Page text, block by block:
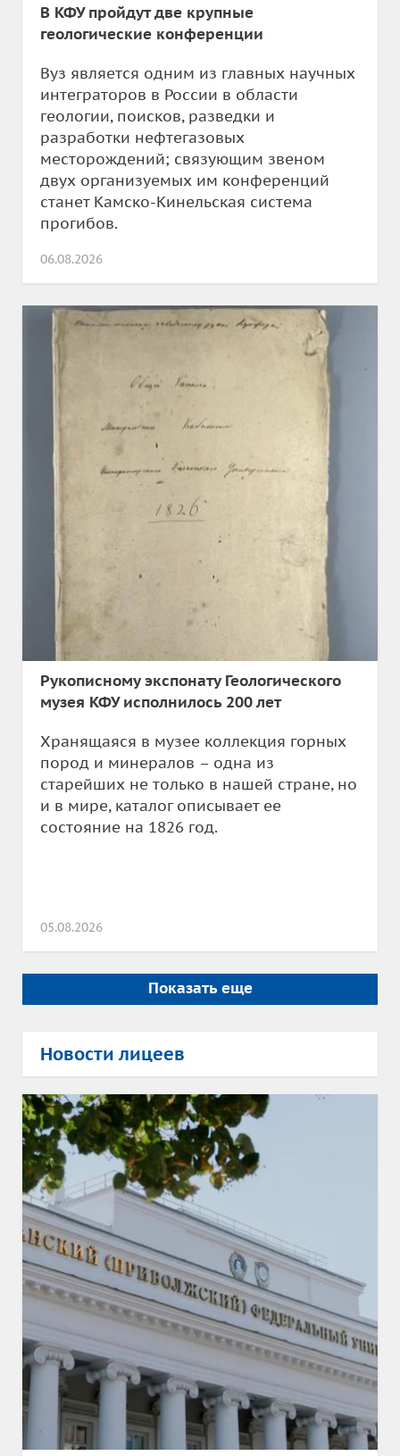
В КФУ пройдут две крупные
геологические конференции
Вуз является одним из главных научных
интеграторов в России в области
геологии, поисков, разведки и
разработки нефтегазовых
месторождений; связующим звеном
двух организуемых им конференций
станет Камско-Кинельская система
прогибов.
06.08.2026
Рукописному экспонату Геологического
музея КФУ исполнилось 200 лет
Хранящаяся в музее коллекция горных
пород и минералов – одна из
старейших не только в нашей стране, но
и в мире, каталог описывает ее
состояние на 1826 год.
05.08.2026
Показать еще
Новости лицеев